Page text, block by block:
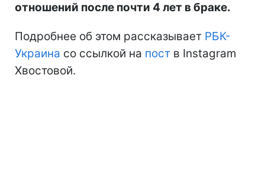
отношений после почти 4 лет в браке.
Подробнее об этом рассказывает РБК-
Украина со ссылкой на пост в Instagram
Хвостовой.